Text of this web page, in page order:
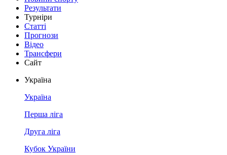
Результати
Турніри
Статті
Прогнози
Відео
Трансфери
Сайт
Україна
Україна
Перша ліга
Друга ліга
Кубок України